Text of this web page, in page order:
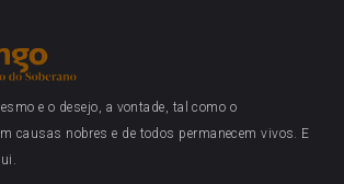
e o desejo, a vontade, tal como o
causas nobres e de todos permanecem vivos. E